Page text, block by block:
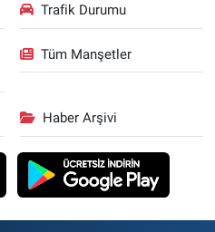
Trafik Durumu
Tüm Manşetler
Haber Arşivi